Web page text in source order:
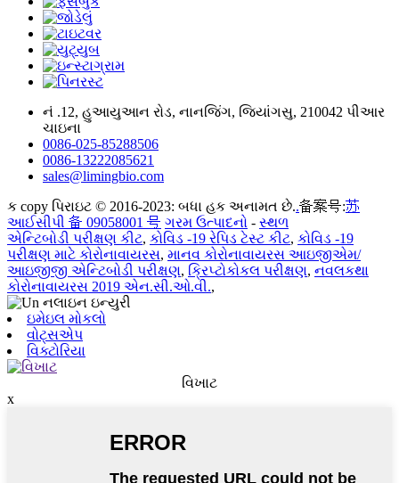
નં .12, હુઆયુઆન રોડ, નાનજિંગ, જિયાંગસુ, 210042 પીઆર
ચાઇના
0086-025-85288506
0086-13222085621
sales@limingbio.com
ક copy પિરાઇટ © 2016-2023: બધા હક અનામત છે..备案号:苏
આઈસીપી 备 09058001 号 ગરમ ઉત્પાદનો - સ્થળ
એન્ટિબોડી પરીક્ષણ કીટ, કોવિડ -19 રેપિડ ટેસ્ટ કીટ, કોવિડ -19
પરીક્ષણ માટે કોરોનાવાયરસ, માનવ કોરોનાવાયરસ આઇજીએમ/
આઇજીજી એન્ટિબોડી પરીક્ષણ, ક્રિપ્ટોકોકલ પરીક્ષણ, નવલકથા
કોરોનાવાયરસ 2019 એન.સી.ઓ.વી.,
ઇમેઇલ મોકલો
વોટ્સએપ
વિક્ટોરિયા
વિખાટ
x